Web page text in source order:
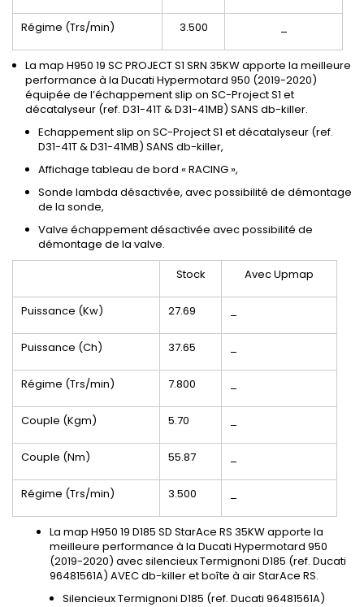
Régime (Trs/min) 3.500
La map H950 19 SC PROJECT S1 SRN 35KW apporte la meilleure
performance à la Ducati Hypermotard 950 (2019-2020)
équipée de l’échappement slip on SC-Project S1 et
décatalyseur (ref. D31-41T & D31-41MB) SANS db-killer.
Echappement slip on SC-Project S1 et décatalyseur (ref.
D31-41T & D31-41MB) SANS db-killer,
Affichage tableau de bord « RACING »,
Sonde lambda désactivée, avec possibilité de démontage
de la sonde,
Valve échappement désactivée avec possibilité de
démontage de la valve.
Stock
Avec Upmap
Puissance (Kw) 27.69
Puissance (Ch) 37.65
Régime (Trs/min) 7.800
Couple (Kgm) 5.70
Couple (Nm) 55.87
Régime (Trs/min) 3.500
La map H950 19 D185 SD StarAce RS 35KW apporte la
meilleure performance à la Ducati Hypermotard 950
(2019-2020) avec silencieux Termignoni D185 (ref. Ducati
96481561A) AVEC db-killer et boîte à air StarAce RS.
Silencieux Termignoni D185 (ref. Ducati 96481561A)